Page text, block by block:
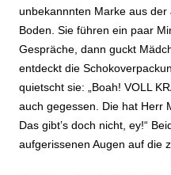
unbekannnten Marke aus
Boden. Sie führen ein paar
Gespräche, dann guckt
entdeckt die
quietscht sie: „Boah! VOLL
auch gegessen. Die hat Herr
Das gibt’s doch nicht, ey!“
aufgerissenen Augen auf die